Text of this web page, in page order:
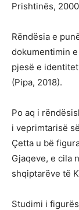
Prishtinës,
Rëndësia e
dokumentimin
pjesë e
(Pipa, 2018).
Po aq i
i veprimtarisë
Çetta u bë
Gjaqeve, e cila
shqiptarëve të
Studimi i